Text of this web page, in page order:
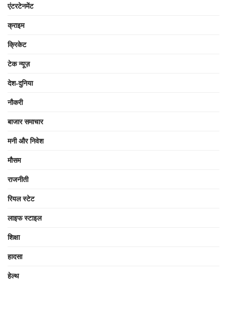
एंटरटेनमेंट
क्राइम
क्रिकेट
टेक न्यूज़
देश-दुनिया
नौकरी
बाजार समाचार
मनी और निवेश
मौसम
राजनीती
रियल स्टेट
लाइफ स्टाइल
शिक्षा
हादसा
हेल्थ